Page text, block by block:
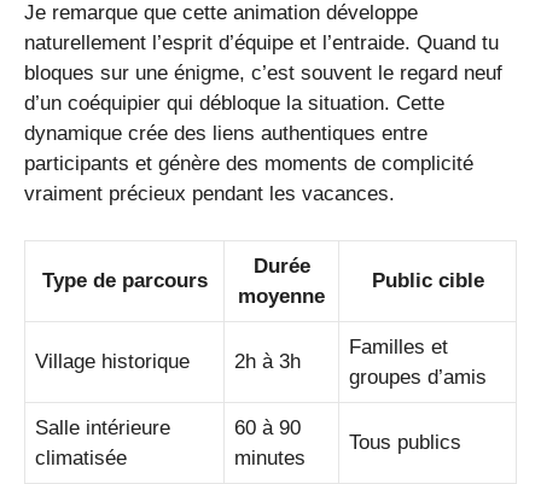
Je remarque que cette animation développe
naturellement l’esprit d’équipe et l’entraide. Quand tu
bloques sur une énigme, c’est souvent le regard neuf
d’un coéquipier qui débloque la situation. Cette
dynamique crée des liens authentiques entre
participants et génère des moments de complicité
vraiment précieux pendant les vacances.
Type de parcours
Durée
moyenne
Public cible
Village historique 2h à 3h
Familles et
groupes d’amis
Salle intérieure
climatisée
60 à 90
minutes
Tous publics